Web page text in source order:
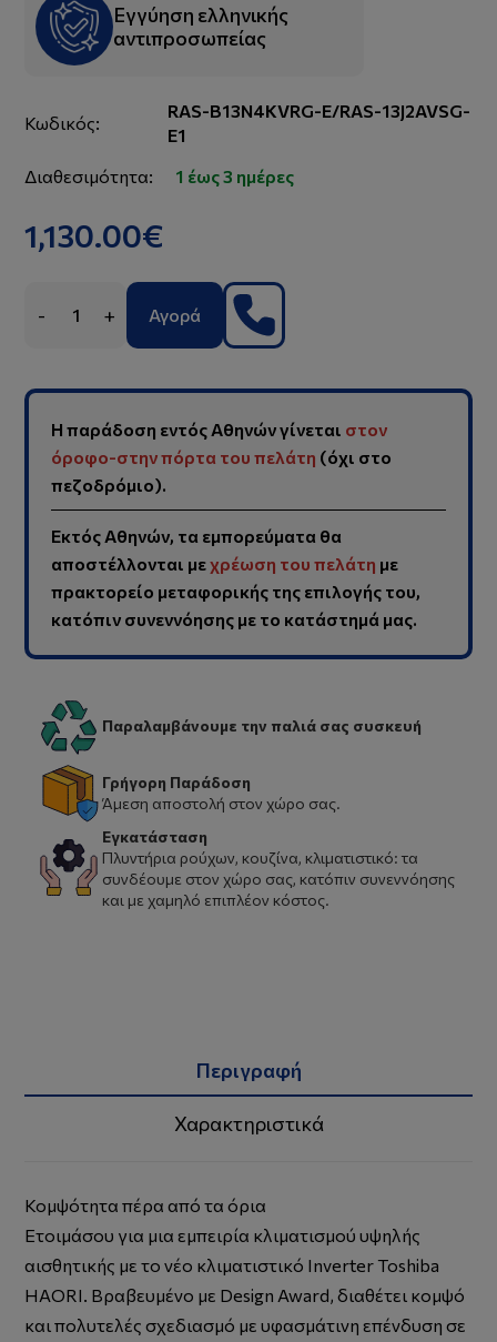
Εγγύηση ελληνικής
αντιπροσωπείας
Κωδικός:
RAS-B13N4KVRG-E/RAS-13J2AVSG-
E1
Διαθεσιμότητα:
1 έως 3 ημέρες
1,130.00€
- + Αγορά
Η παράδοση εντός Αθηνών γίνεται στον
όροφο-στην πόρτα του πελάτη (όχι στο
πεζοδρόμιο).
Εκτός Αθηνών, τα εμπορεύματα θα
αποστέλλονται μεχρέωση του πελάτη με
πρακτορείο μεταφορικής της επιλογής του,
κατόπιν συνεννόησης με το κατάστημά μας.
Παραλαμβάνουμε την παλιά σας συσκευή
Γρήγορη Παράδοση
Άμεση αποστολή στον χώρο σας.
Εγκατάσταση
Πλυντήρια ρούχων, κουζίνα, κλιματιστικό: τα
συνδέουμε στον χώρο σας, κατόπιν συνεννόησης
και με χαμηλό επιπλέον κόστος.
Περιγραφή
Χαρακτηριστικά
Κομψότητα πέρα από τα όρια
Ετοιμάσου για μια εμπειρία κλιματισμού υψηλής
αισθητικής με τo νέο κλιματιστικό Inverter Toshiba
ΗΑΟRI. Βραβευμένο με Design Award, διαθέτει κομψό
και πολυτελές σχεδιασμό με υφασμάτινη επένδυση σε